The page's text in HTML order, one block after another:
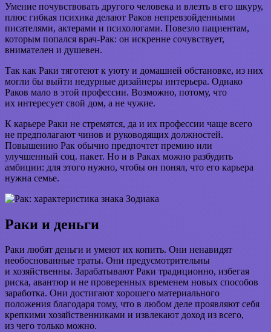
Умение почувствовать другого человека и влезть в его шкуру,
плюс гибкая психика делают Раков непревзойденными
писателями, актерами и психологами. Повезло пациентам,
которым попался врач-Рак: он искренне сочувствует,
внимателен и душевен.
Так как Раки тяготеют к уюту и домашней обстановке, из них
могли бы выйти недурные дизайнеры интерьера. Однако
Раков мало в этой профессии. Возможно, потому, что
их интересует свой дом, а не чужие.
К карьере Раки не стремятся, да и их профессии чаще всего
не предполагают чинов и руководящих должностей.
Повышению Рак обычно предпочтет премию или
улучшенный соц. пакет. Но и в Раках можно разбудить
амбиции: для этого нужно, чтобы он понял, что его карьера
нужна семье.
Раки и деньги
Раки любят деньги и умеют их копить. Они ненавидят
необоснованные траты. Они предусмотрительны
и хозяйственны. Зарабатывают Раки традиционно, избегая
риска, авантюр и не проверенных временем новых способов
заработка. Они достигают хорошего материального
положения благодаря тому, что в любом деле проявляют себя
крепкими хозяйственниками и извлекают доход из всего,
из чего только можно.